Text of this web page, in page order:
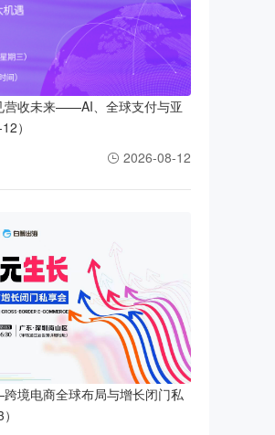
营收未来——AI、全球支付与亚
）
2026-08-12
境电商全球布局与增长闭门私